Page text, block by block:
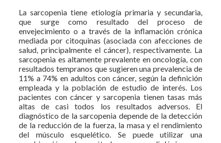
La sarcopenia tiene etiología primaria y secundaria,
que surge como resultado del proceso de
envejecimiento o a través de la inflamación crónica
mediada por citoquinas (asociada con afecciones de
salud, principalmente el cáncer), respectivamente. La
sarcopenia es altamente prevalente en oncología, con
resultados tempranos que sugieren una prevalencia de
11% a 74% en adultos con cáncer, según la definición
empleada y la población de estudio de interés. Los
pacientes con cáncer y sarcopenia tienen tasas más
altas de casi todos los resultados adversos. El
diagnóstico de la sarcopenia depende de la detección
de la reducción de la fuerza, la masa y el rendimiento
del músculo esquelético. Se puede utilizar una